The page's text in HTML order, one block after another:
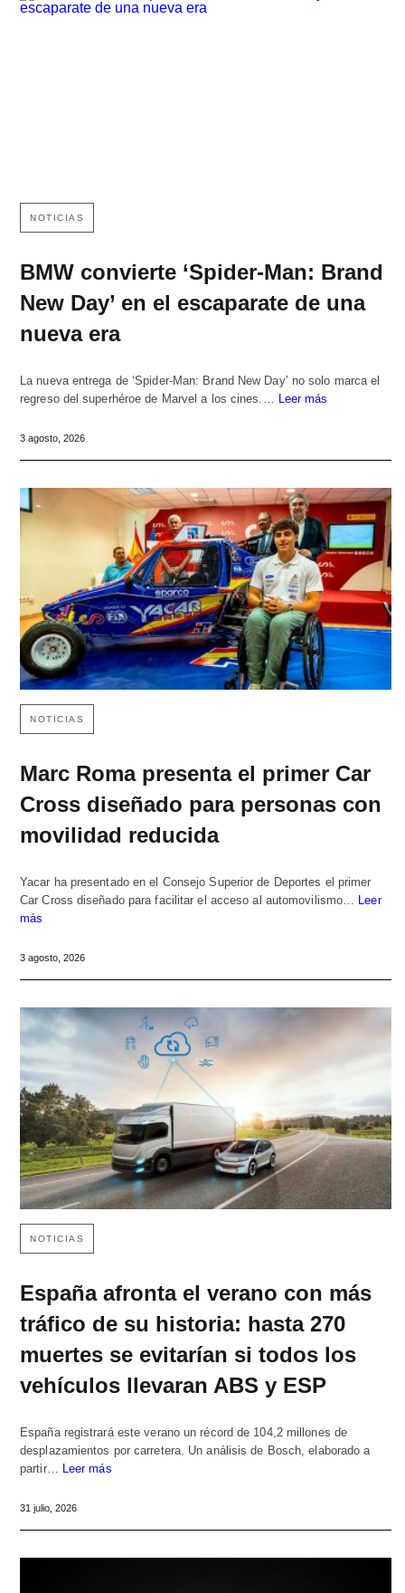
NOTICIAS
BMW convierte ‘Spider-Man: Brand
New Day’ en el escaparate de una
nueva era
La nueva entrega de ‘Spider-Man: Brand New Day’ no solo marca el
regreso del superhéroe de Marvel a los cines.…
Leer más
3 agosto, 2026
NOTICIAS
Marc Roma presenta el primer Car
Cross diseñado para personas con
movilidad reducida
Yacar ha presentado en el Consejo Superior de Deportes el primer
Car Cross diseñado para facilitar el acceso al automovilismo… Leer
más
3 agosto, 2026
NOTICIAS
España afronta el verano con más
tráfico de su historia: hasta 270
muertes se evitarían si todos los
vehículos llevaran ABS y ESP
España registrará este verano un récord de 104,2 millones de
desplazamientos por carretera. Un análisis de Bosch, elaborado a
partir… Leer más
31 julio, 2026